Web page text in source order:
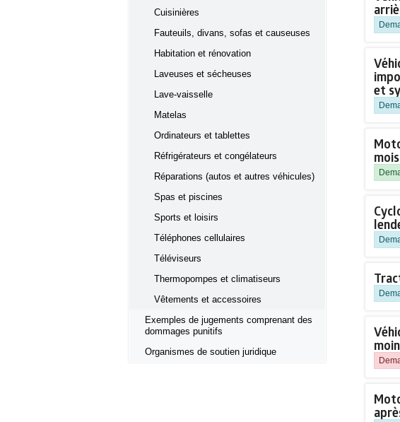
Cuisinières
Fauteuils, divans, sofas et causeuses
Habitation et rénovation
Laveuses et sécheuses
Lave-vaisselle
Matelas
Ordinateurs et tablettes
Réfrigérateurs et congélateurs
Réparations (autos et autres véhicules)
Spas et piscines
Sports et loisirs
Téléphones cellulaires
Téléviseurs
Thermopompes et climatiseurs
Vêtements et accessoires
Exemples de jugements comprenant des
dommages punitifs
Organismes de soutien juridique
et